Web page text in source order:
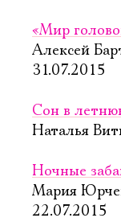
«Мир
Алексей
31.07.2015
Сон в
Наталья
Ночные
Мария
22.07.2015